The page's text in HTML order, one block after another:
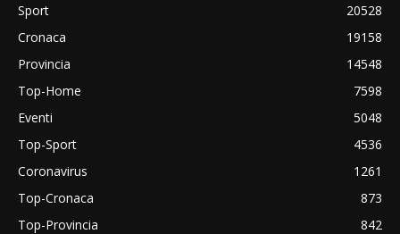
Sport
20528
Cronaca
19158
Provincia
14548
Top-Home
7598
Eventi
5048
Top-Sport
4536
Coronavirus
1261
Top-Cronaca
873
Top-Provincia
842